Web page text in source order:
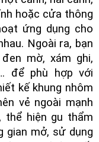
hoặc cửa thông
ứng dụng cho
Ngoài ra, bạn
mờ, xám ghi,
để phù hợp với
kế khung nhôm
vẻ ngoài mạnh
thể hiện gu thẩm
gian mở, sử dụng